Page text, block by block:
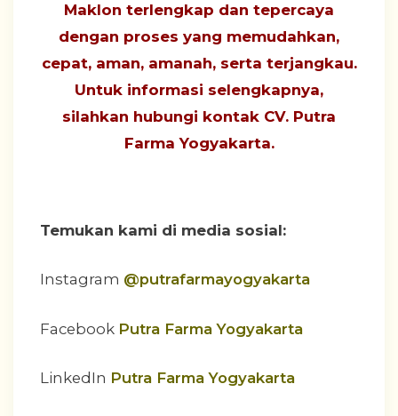
Maklon terlengkap dan tepercaya
dengan proses yang memudahkan,
cepat, aman, amanah, serta terjangkau.
Untuk informasi selengkapnya,
silahkan hubungi kontak CV. Putra
Farma Yogyakarta.
Temukan kami di media sosial:
Instagram @putrafarmayogyakarta
Facebook Putra Farma Yogyakarta
LinkedIn Putra Farma Yogyakarta